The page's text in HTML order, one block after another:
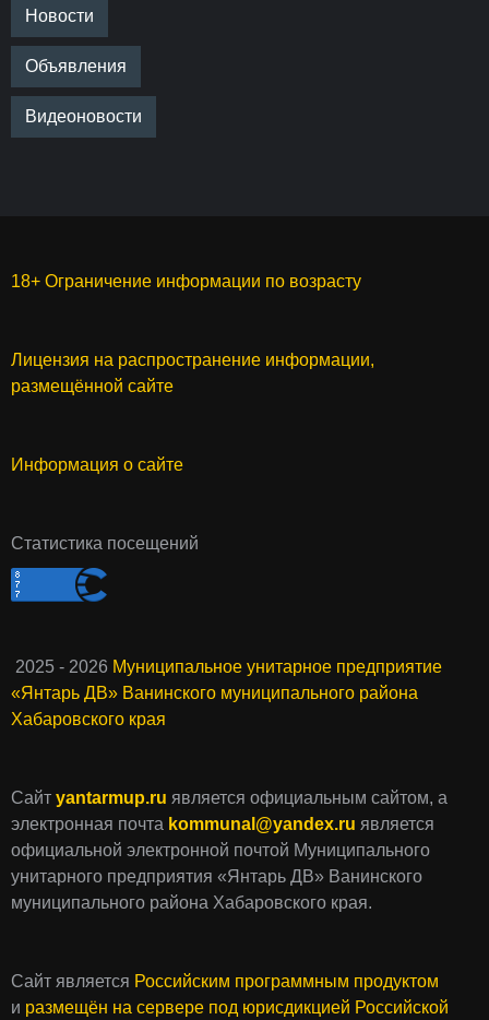
Новости
Объявления
Видеоновости
18+ Ограничение информации по возрасту
Лицензия на распространение информации,
размещённой сайте
Информация о сайте
Статистика посещений
2025 - 2026 Муниципальное унитарное предприятие
«Янтарь ДВ» Ванинского муниципального района
Хабаровского края
Сайт yantarmup.ru является официальным сайтом, а
электронная почта kommunal@yandex.ru является
официальной электронной почтой Муниципального
унитарного предприятия «Янтарь ДВ» Ванинского
муниципального района Хабаровского края.
Сайт является Российским программным продуктом
и размещён на сервере под юрисдикцией Российской